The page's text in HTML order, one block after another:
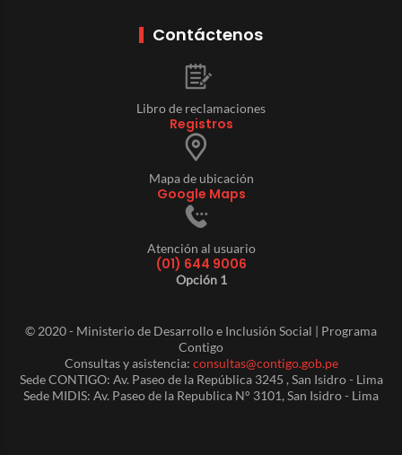
Contáctenos
Libro de reclamaciones
Registros
Mapa de ubicación
Google Maps
Atención al usuario
(01) 644 9006
Opción 1
© 2020 - Ministerio de Desarrollo e Inclusión Social | Programa
Contigo
Consultas y asistencia: consultas@contigo.gob.pe
Sede CONTIGO: Av. Paseo de la República 3245 , San Isidro - Lima
Sede MIDIS: Av. Paseo de la Republica N° 3101, San Isidro - Lima